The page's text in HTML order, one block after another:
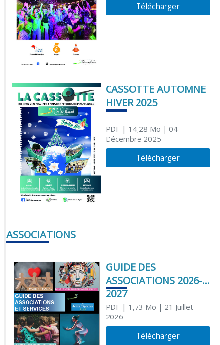
Télécharger
CASSOTTE AUTOMNE
HIVER 2025
PDF| 14,28 Mo | 04
Décembre 2025
Télécharger
ASSOCIATIONS
GUIDE DES
ASSOCIATIONS 2026-
2027
PDF| 1,73 Mo | 21 Juillet
2026
Télécharger